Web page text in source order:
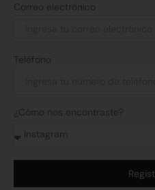
Correo electrónico
Teléfono
¿Cómo nos encontraste?